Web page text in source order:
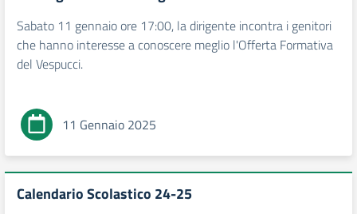
Sabato 11 gennaio ore 17:00, la dirigente incontra i genitori
che hanno interesse a conoscere meglio l'Offerta Formativa
del Vespucci.
11 Gennaio 2025
Calendario Scolastico 24-25